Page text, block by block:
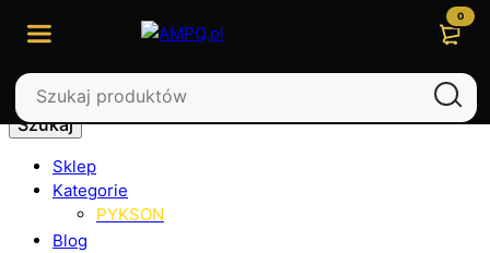
Szukaj
Sklep
Kategorie
PYKSON
Blog
0